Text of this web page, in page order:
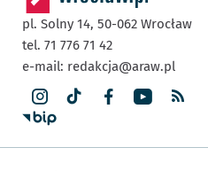
pl. Solny 14, 50-062 Wrocław
tel. 71 776 71 42
e-mail: redakcja@araw.pl